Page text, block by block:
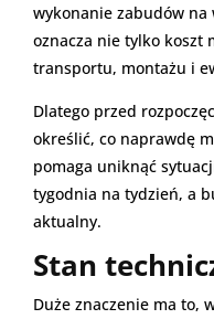
wykonanie zabudów na
oznacza nie tylko koszt
transportu, montażu i
Dlatego przed
określić, co naprawdę
pomaga uniknąć
tygodnia na tydzień, a
aktualny.
Stan
Duże znaczenie ma to,